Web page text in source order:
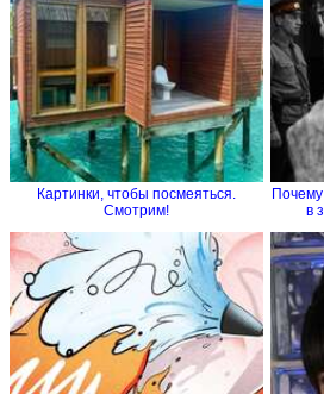
Картинки, чтобы посмеяться.
Смотрим!
в